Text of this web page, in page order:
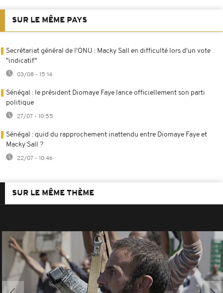
SUR LE MÊME PAYS
Secrétariat général de l'ONU : Macky Sall en difficulté lors d'un vote
"indicatif"
03/08 - 15:14
Sénégal : le président Diomaye Faye lance officiellement son parti
politique
27/07 - 10:55
Sénégal : quid du rapprochement inattendu entre Diomaye Faye et
Macky Sall ?
22/07 - 10:46
SUR LE MÊME THÈME